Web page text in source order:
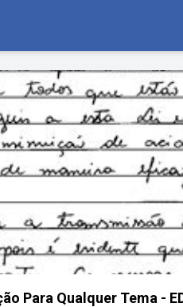
Para Qualquer Tema -